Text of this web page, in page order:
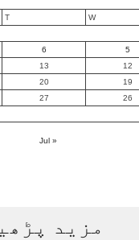
W
T
5
6
12
13
19
20
26
27
« Jul
مزید